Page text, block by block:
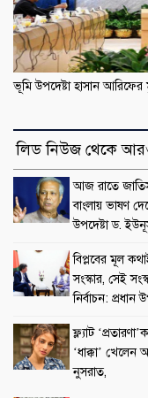
ভূমি উপদেষ্টা হাসান
লিড নিউজ থেকে
আজ রাতে
বাংলায় ভাষণ
উপদেষ্টা ড.
বিপ্লবের মূল
সংস্কার, সেই
নির্বাচন: প্রধান
ফ্ল্যাট
‘ধাক্কা’ খেলেন
নুসরাত,